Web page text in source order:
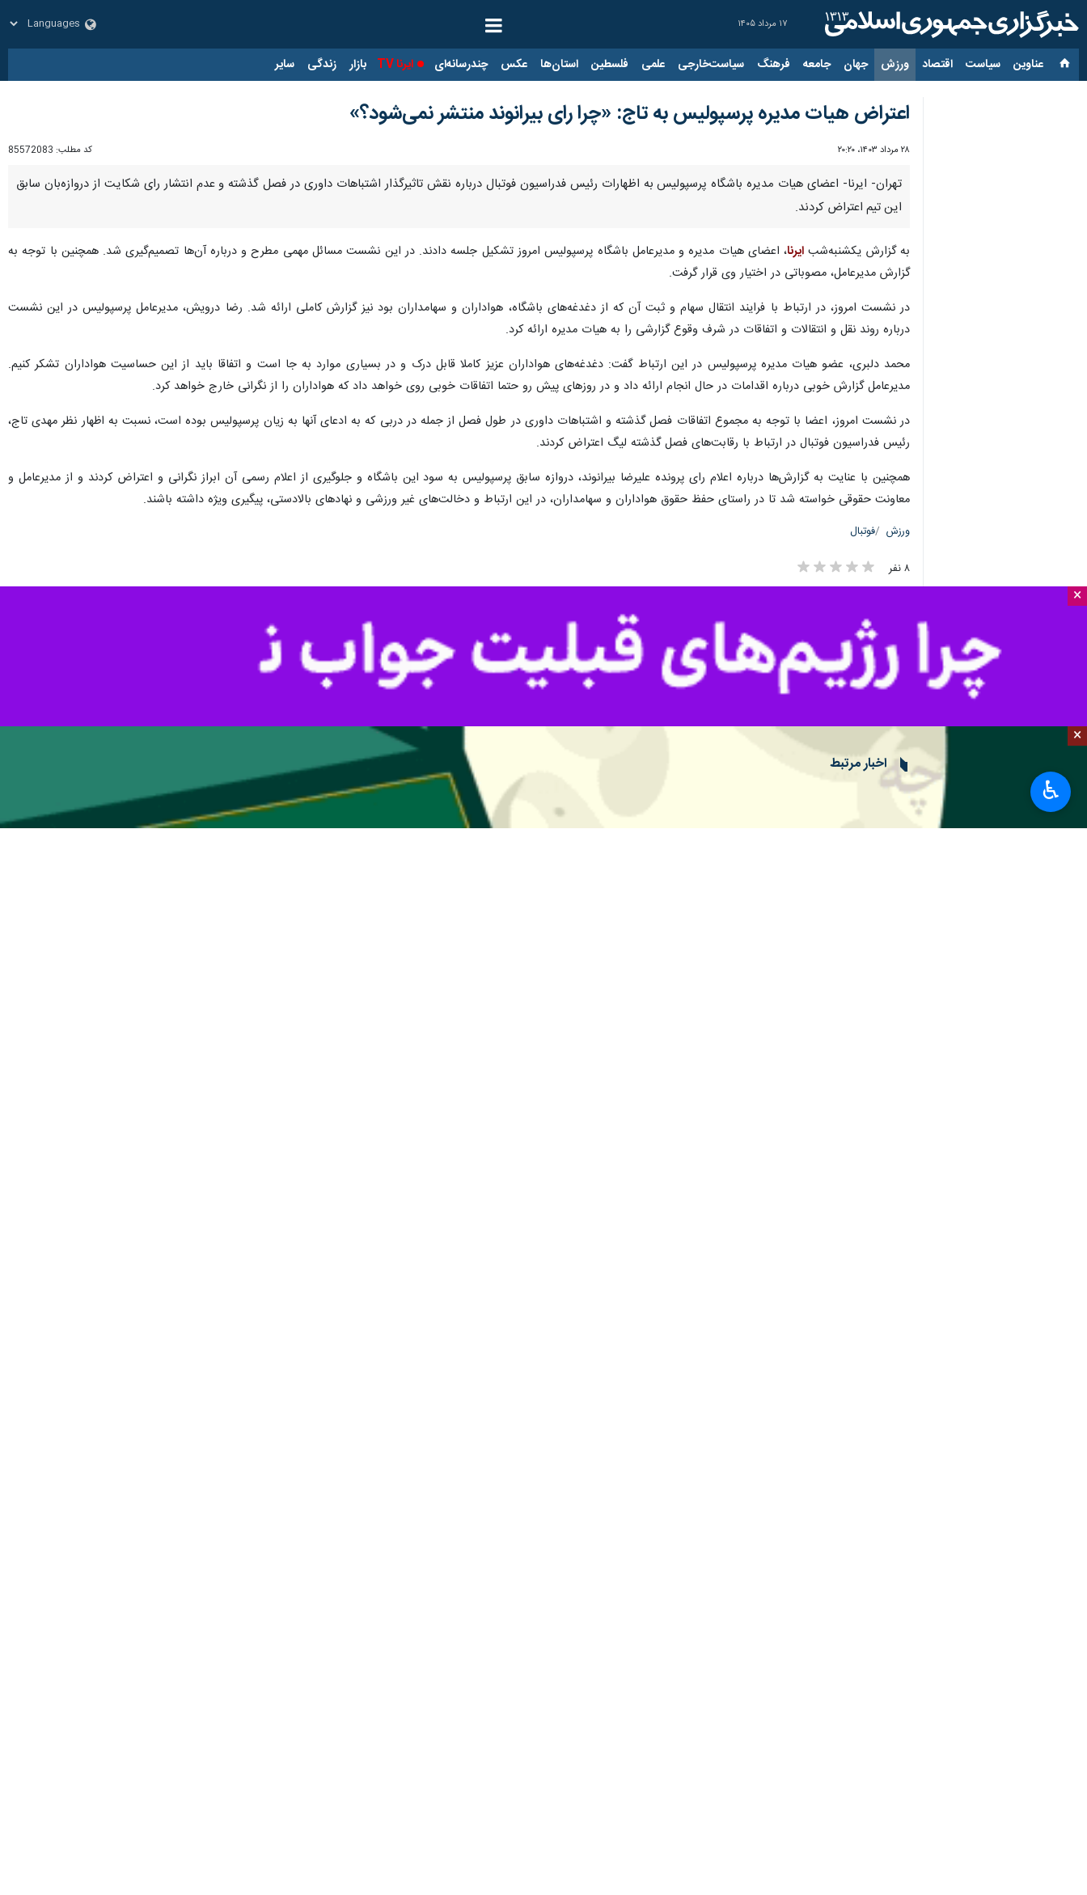
۱۷ مرداد ۱۴۰۵
عناوین‌ سیاست اقتصاد ورزش جهان جامعه فرهنگ سیاست‌خارجی علمی فلسطین استان‌ها عکس چندرسانه‌ای ایرنا TV بازار زندگی سایر
×
×
اعتراض هیات مدیره پرسپولیس به تاج: «چرا رای بیرانوند منتشر نمی‌شود؟»
۲۸ مرداد ۱۴۰۳، ۲۰:۲۰ کد مطلب: 85572083
تهران- ایرنا- اعضای هیات مدیره باشگاه پرسپولیس به اظهارات رئیس فدراسیون فوتبال درباره نقش تاثیرگذار اشتباهات داوری در فصل گذشته و عدم انتشار رای شکایت از دروازه‌بان سابق
این تیم اعتراض کردند.
به گزارش یکشنبه‌شب ایرنا، اعضای هیات مدیره و مدیرعامل باشگاه پرسپولیس امروز تشکیل جلسه دادند. در این نشست مسائل مهمی مطرح و درباره آن‌ها تصمیم‌گیری شد. همچنین با توجه به
گزارش مدیرعامل، مصوباتی در اختیار وی قرار گرفت.
در نشست امروز، در ارتباط با فرایند انتقال سهام و ثبت آن که از دغدغه‌های باشگاه، هواداران و سهامداران بود نیز گزارش کاملی ارائه شد. رضا درویش، مدیرعامل پرسپولیس در این نشست
درباره روند نقل و انتقالات و اتفاقات در شرف وقوع گزارشی را به هیات مدیره ارائه کرد.
محمد دلبری، عضو هیات مدیره پرسپولیس در این ارتباط گفت: دغدغه‌های هواداران عزیز کاملا قابل درک و در بسیاری موارد به جا است و اتفاقا باید از این حساسیت هواداران تشکر کنیم.
مدیرعامل گزارش خوبی درباره اقدامات در حال انجام ارائه داد و در روزهای پیش رو حتما اتفاقات خوبی روی خواهد داد که هواداران را از نگرانی خارج خواهد کرد.
در نشست امروز، اعضا با توجه به مجموع اتفاقات فصل گذشته و اشتباهات داوری در طول فصل از جمله در دربی که به ادعای آنها به زیان پرسپولیس بوده است، نسبت به اظهار نظر مهدی تاج،
رئیس فدراسیون فوتبال در ارتباط با رقابت‌های فصل گذشته لیگ اعتراض کردند.
همچنین با عنایت به گزارش‌ها درباره اعلام رای پرونده علیرضا بیرانوند، دروازه سابق پرسپولیس به سود این باشگاه و جلوگیری از اعلام رسمی آن ابراز نگرانی و اعتراض کردند و از مدیرعامل و
معاونت حقوقی خواسته شد تا در راستای حفظ حقوق هواداران و سهامداران، در این ارتباط و دخالت‌های غیر ورزشی و نهادهای بالادستی، پیگیری ویژه داشته باشند.
ورزش فوتبال
۸ نفر
فدراسیون فوتبال ایران
علیرضا بیرانوند
لیگ برتر فوتبال
اخبار مرتبط
اطلاعیه باشگاه پرسپولیس در خصوص شکایت از بیرانوند و باشگاه تراکتور
تهران- ایرنا- باشگاه پرسپولیس در خصوص شکایت این باشگاه از دروازه‌بان سابق خود و تراکتور اطلاعیه‌ای…
♿︎